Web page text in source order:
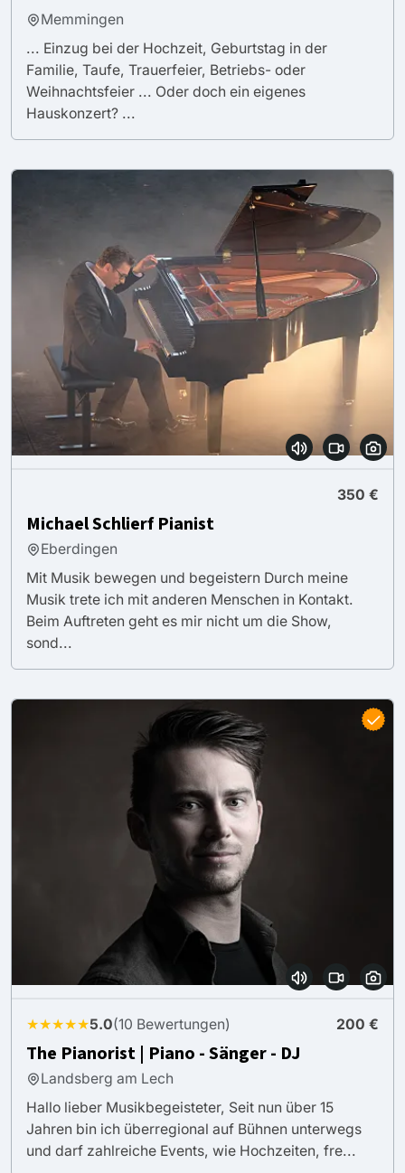
Memmingen
... Einzug bei der Hochzeit, Geburtstag in der
Familie, Taufe, Trauerfeier, Betriebs- oder
Weihnachtsfeier ... Oder doch ein eigenes
Hauskonzert? ...
350 €
Michael Schlierf Pianist
Eberdingen
Mit Musik bewegen und begeistern Durch meine
Musik trete ich mit anderen Menschen in Kontakt.
Beim Auftreten geht es mir nicht um die Show,
sond...
★★★★★5.0(10 Bewertungen) 200 €
The Pianorist | Piano - Sänger - DJ
Landsberg am Lech
Hallo lieber Musikbegeisteter, Seit nun über 15
Jahren bin ich überregional auf Bühnen unterwegs
und darf zahlreiche Events, wie Hochzeiten, fre...